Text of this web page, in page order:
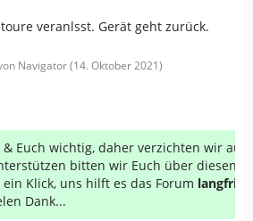
veranlsst. Gerät geht zurück.
Navigator (14. Oktober 2021)
& Euch wichtig, daher verzichten wir auf
bitten wir Euch über diesen
Klick, uns hilft es das Forum
Dank...